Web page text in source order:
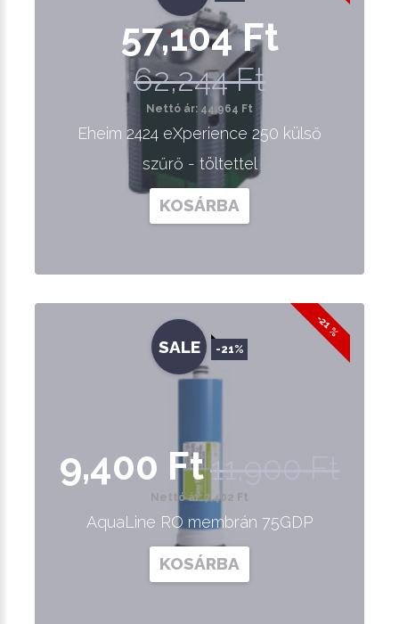
57,104 Ft
62,244 Ft
Nettó ár: 44,964 Ft
Eheim 2424 eXperience 250 külső
szűrő - töltettel
KOSÁRBA
-21 %
SALE -21%
9,400 Ft11,900 Ft
Nettó ár: 7,402 Ft
AquaLine RO membrán 75GDP
KOSÁRBA